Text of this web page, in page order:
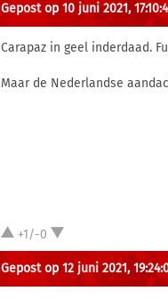
Gepost op 10 juni 2021,
Carapaz in geel inderdaad.
Maar de Nederlandse
+1/-0
Gepost op 12 juni 2021,